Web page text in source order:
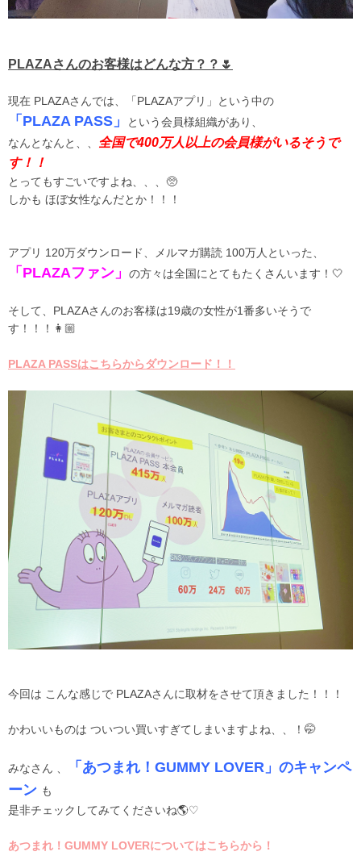
PLAZAさんのお客様はどんな方？？🌷
現在 PLAZAさんでは、「PLAZAアプリ」という中の
「PLAZA PASS」
という会員様組織があり、
なんとなんと、、 全国で400万人以上の会員様がいるそうで
す！！
とってもすごいですよね、、、🥺
しかも ほぼ女性なんだとか！！！
アプリ 120万ダウンロード、メルマガ購読 100万人といった、
「PLAZAファン」 の方々は全国にとてもたくさんいます！🤍
そして、PLAZAさんのお客様は19歳の女性が1番多いそうで
す！！！👩🏼
PLAZA PASSはこちらからダウンロード！！
今回は こんな感じで PLAZAさんに取材をさせて頂きました！！！
かわいいものは ついつい買いすぎてしまいますよね、、！🤭
みなさん 、
「あつまれ！GUMMY LOVER」のキャンペ
ーン も
是非チェックしてみてくださいね🌎♡
あつまれ！GUMMY LOVERについてはこちらから！